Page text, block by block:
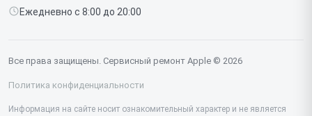
Контакты
Studio Display
Vision Pro
Ежедневно с 8:00 до 20:00
Все права защищены. Сервисный ремонт Apple © 2026
Политика конфиденциальности
Информация на сайте носит ознакомительный характер и не является